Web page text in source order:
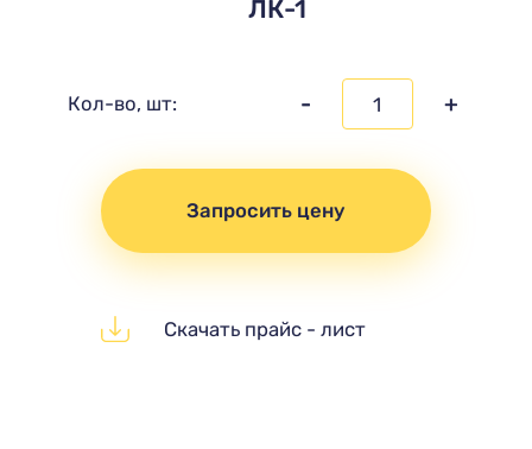
ЛК-1
Кол-во, шт: - +
Запросить цену
Скачать прайс - лист